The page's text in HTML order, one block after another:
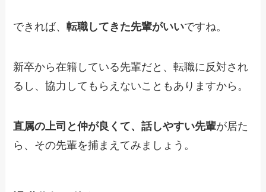
できれば、転職してきた先輩がいいですね。
新卒から在籍している先輩だと、転職に反対され
るし、協力してもらえないこともありますから。
直属の上司と仲が良くて、話しやすい先輩が居た
ら、その先輩を捕まえてみましょう。